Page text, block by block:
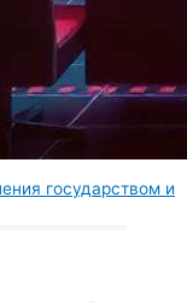
государством и